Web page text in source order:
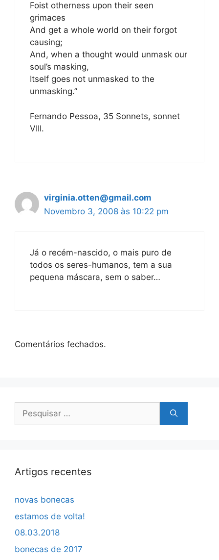
Foist otherness upon their seen
grimaces
And get a whole world on their forgot
causing;
And, when a thought would unmask our
soul’s masking,
Itself goes not unmasked to the
unmasking.”
Fernando Pessoa, 35 Sonnets, sonnet
VIII.
virginia.otten@gmail.com
Novembro 3, 2008 às 10:22 pm
Já o recém-nascido, o mais puro de
todos os seres-humanos, tem a sua
pequena máscara, sem o saber…
Comentários fechados.
Pesquisar
Artigos recentes
novas bonecas
estamos de volta!
08.03.2018
bonecas de 2017